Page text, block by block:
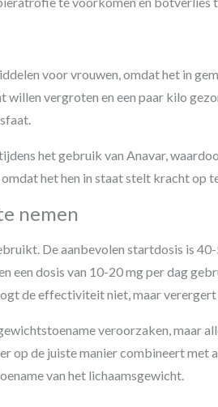
voor vrouwen, omdat het in
vergroten en een paar kilo
het gebruik van Anavar,
het hen in staat stelt kracht op
nemen
De aanbevolen startdosis is
een dosis van 10-20 mg per dag
de effectiviteit niet, maar
veroorzaken, maar
op de juiste manier combineert met
van het lichaamsgewicht.